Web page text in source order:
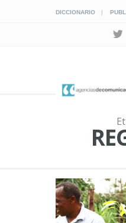
DICCIONARIO